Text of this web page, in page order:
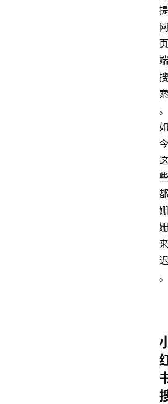
提
网
页
端
搜
索
。
如
今
这
些
都
姗
姗
来
迟
。